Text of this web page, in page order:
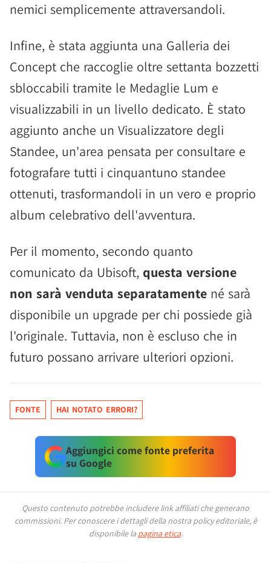
nemici semplicemente attraversandoli.
Infine, è stata aggiunta una Galleria dei
Concept che raccoglie oltre settanta bozzetti
sbloccabili tramite le Medaglie Lum e
visualizzabili in un livello dedicato. È stato
aggiunto anche un Visualizzatore degli
Standee, un'area pensata per consultare e
fotografare tutti i cinquantuno standee
ottenuti, trasformandoli in un vero e proprio
album celebrativo dell'avventura.
Per il momento, secondo quanto
comunicato da Ubisoft, questa versione
non sarà venduta separatamente né sarà
disponibile un upgrade per chi possiede già
l'originale. Tuttavia, non è escluso che in
futuro possano arrivare ulteriori opzioni.
FONTE HAI NOTATO ERRORI?
Aggiungici come fonte preferita
su Google
Questo contenuto potrebbe includere link affiliati che generano
commissioni. Per conoscere i dettagli della nostra policy editoriale, è
disponibile la pagina etica.